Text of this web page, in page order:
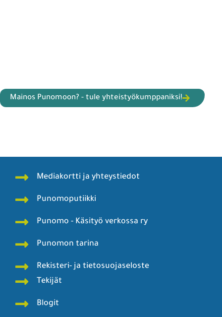
Mainos Punomoon? - tule yhteistyökumppaniksi!
Mediakortti ja yhteystiedot
Punomoputiikki
Punomo - Käsityö verkossa ry
Punomon tarina
Rekisteri- ja tietosuojaseloste
Tekijät
Blogit